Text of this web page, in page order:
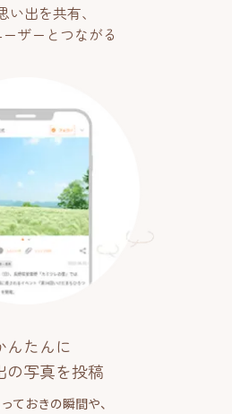
い出を共有、
ザーとつながる
んたんに
の写真を投稿
ておきの瞬間や、